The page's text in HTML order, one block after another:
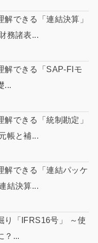
解できる「連結決算」
務諸表...
解できる「SAP-FIモ
...
解できる「統制勘定」
帳と補...
解できる「連結パッケ
結決算...
り「IFRS16号」 ～使
？...